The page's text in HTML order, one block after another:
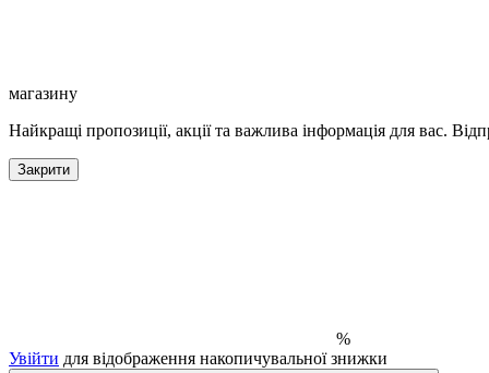
магазину
Найкращі пропозиції, акції та важлива інформація для вас.
Закрити
%
Увійти для відображення накопичувальної знижки